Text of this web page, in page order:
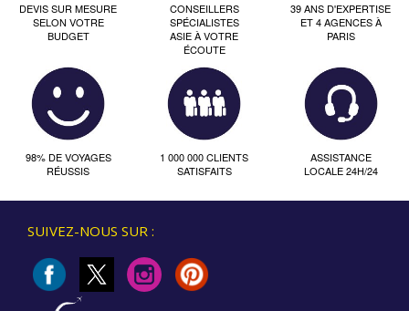
DEVIS SUR MESURE
SELON VOTRE
BUDGET
CONSEILLERS
SPÉCIALISTES
ASIE À VOTRE
ÉCOUTE
39 ANS D'EXPERTISE
ET 4 AGENCES À
PARIS
98% DE VOYAGES
RÉUSSIS
1 000 000 CLIENTS
SATISFAITS
ASSISTANCE
LOCALE 24H/24
SUIVEZ-NOUS SUR :